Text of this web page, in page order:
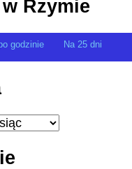
Rzymie
godzinie Na 25 dni